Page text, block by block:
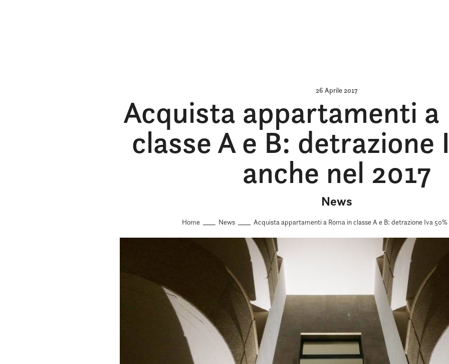
26 Aprile 2017
Acquista appartamenti a
classe A e B: detrazione
anche nel 2017
News
Home News Acquista appartamenti a Roma in classe A e B: detrazione Iva 50%